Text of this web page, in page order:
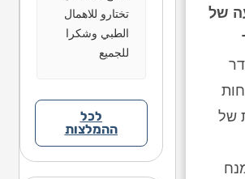
של
של
تختارو للاهمال
الطبي وشكرا
للجميع
לכל
ההמלצות